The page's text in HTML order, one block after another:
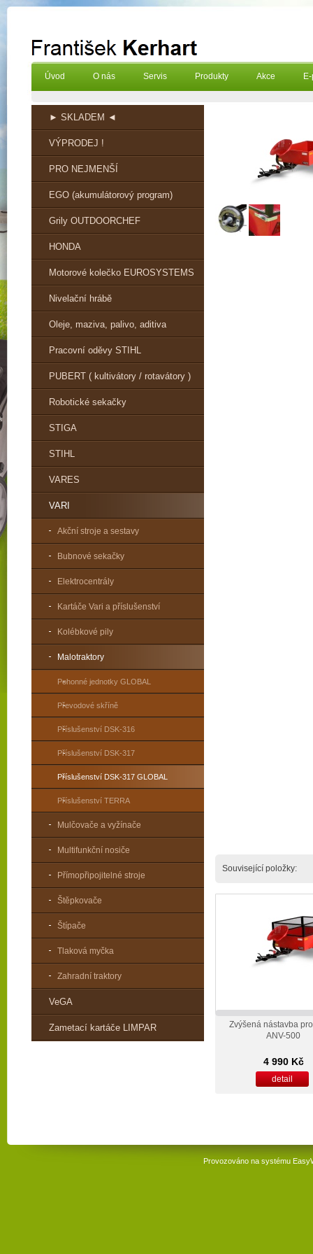
Úvod O nás Servis Produkty Akce
► SKLADEM ◄
VÝPRODEJ !
PRO NEJMENŠÍ
EGO (akumulátorový program)
Grily OUTDOORCHEF
HONDA
Motorové kolečko EUROSYSTEMS
Nivelační hrábě
Oleje, maziva, palivo, aditiva
Pracovní oděvy STIHL
PUBERT ( kultivátory / rotavátory )
Robotické sekačky
STIGA
STIHL
VARES
VARI
Akční stroje a sestavy
Bubnové sekačky
Elektrocentrály
Kartáče Vari a příslušenství
Kolébkové pily
Malotraktory
Pohonné jednotky GLOBAL
Převodové skříně
Příslušenství DSK-316
Příslušenství DSK-317
Příslušenství DSK-317 GLOBAL
Příslušenství TERRA
Mulčovače a vyžínače
Multifunkční nosiče
Přímopřipojitelné stroje
Štěpkovače
Štípače
Tlaková myčka
Zahradní traktory
VeGA
Zametací kartáče LIMPAR
Související položky:
Zvýšená nástavba
ANV-500
4 990 Kč
detail
Provozováno na systému